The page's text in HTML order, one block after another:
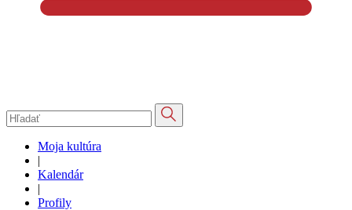
Moja kultúra
|
Kalendár
|
Profily